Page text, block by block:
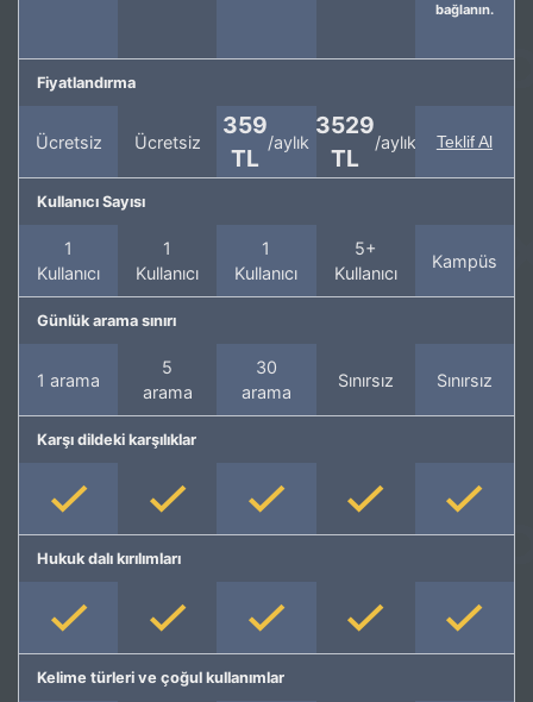
bağlanın.
Fiyatlandırma
Ücretsiz Ücretsiz
359
TL
/aylık
3529
TL
/aylık Teklif Al
Kullanıcı Sayısı
1
Kullanıcı
1
Kullanıcı
1
Kullanıcı
5+
Kullanıcı
Kampüs
Günlük arama sınırı
1 arama
5
arama
30
arama
Sınırsız Sınırsız
Karşı dildeki karşılıklar
Hukuk dalı kırılımları
Kelime türleri ve çoğul kullanımlar